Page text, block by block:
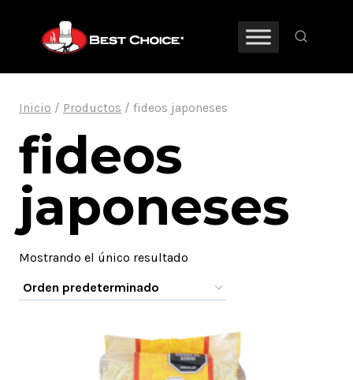
contenido
Inicio / Productos / fideos japoneses
fideos
japoneses
Mostrando el único resultado